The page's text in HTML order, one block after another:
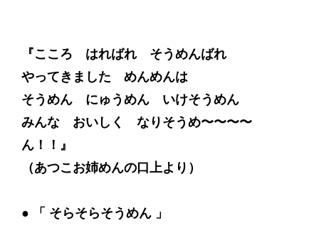
『こころ はればれ そうめんばれ
やってきました めんめんは
そうめん にゅうめん いけそうめん
みんな おいしく なりそうめ〜〜〜〜
ん！！』
（あつこお姉めんの口上より）
●
「 そらそらそうめん 」